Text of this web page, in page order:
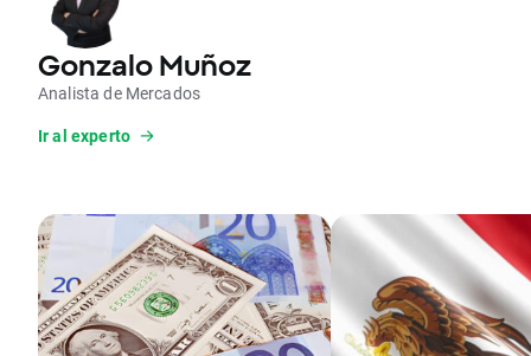
Gonzalo Muñoz
Analista de Mercados
Ir al experto